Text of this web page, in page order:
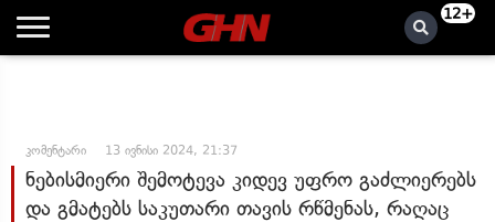
12+
კომენტარი 13 ივნისი 2024, 21:37
ნებისმიერი შემოტევა კიდევ უფრო გაძლიერებს
და გმატებს საკუთარი თავის რწმენას, რაღაც